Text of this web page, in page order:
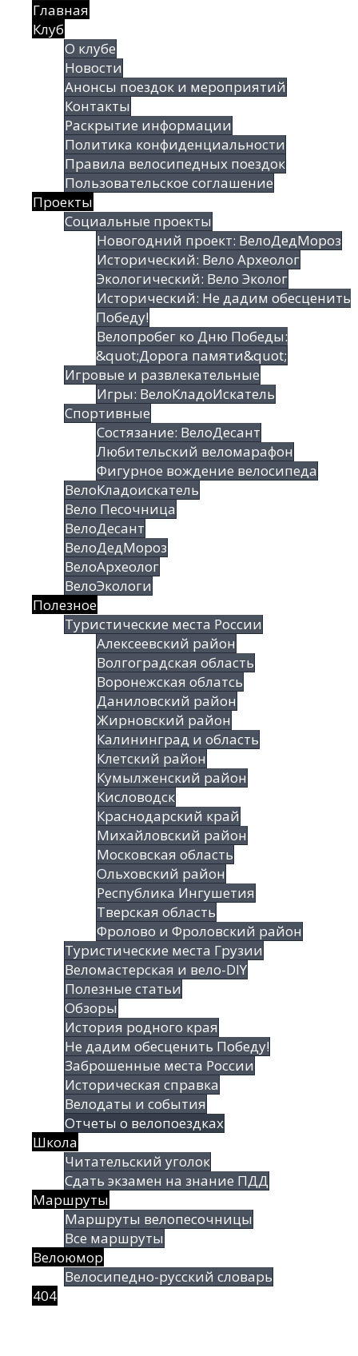
Главная
Клуб
О клубе
Новости
Анонсы поездок и мероприятий
Контакты
Раскрытие информации
Политика конфиденциальности
Правила велосипедных поездок
Пользовательское соглашение
Проекты
Социальные проекты
Новогодний проект: ВелоДедМороз
Исторический: Вело Археолог
Экологический: Вело Эколог
Исторический: Не дадим обесценить
Победу!
Велопробег ко Дню Победы:
&quot;Дорога памяти&quot;
Игровые и развлекательные
Игры: ВелоКладоИскатель
Спортивные
Состязание: ВелоДесант
Любительский веломарафон
Фигурное вождение велосипеда
ВелоКладоискатель
Вело Песочница
ВелоДесант
ВелоДедМороз
ВелоАрхеолог
ВелоЭкологи
Полезное
Туристические места России
Алексеевский район
Волгоградская облаcть
Воронежская облатсь
Даниловский район
Жирновский район
Калининград и область
Клетский район
Кумылженский район
Кисловодск
Краснодарский край
Михайловский район
Московская область
Ольховский район
Республика Ингушетия
Тверская область
Фролово и Фроловский район
Туристические места Грузии
Веломастерская и вело-DIY
Полезные статьи
Обзоры
История родного края
Не дадим обесценить Победу!
Заброшенные места России
Историческая справка
Велодаты и события
Отчеты о велопоездках
Школа
Читательский уголок
Сдать экзамен на знание ПДД
Маршруты
Маршруты велопесочницы
Все маршруты
Велоюмор
Велосипедно-русский словарь
404